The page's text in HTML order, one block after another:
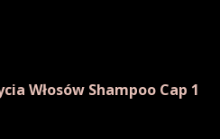
Włosów Shampoo Cap 1